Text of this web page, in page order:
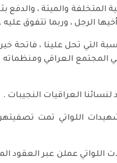
المتخلفة والميتة ،
الرجل ، وربما تتفوق عليه .
التي تحل علينا ، فاتحة
المجتمع العراقي ومنظماته
العراقيات النجيبات .
اللواتي تمت تصفيتهن
اللواتي عملن عبر العقود